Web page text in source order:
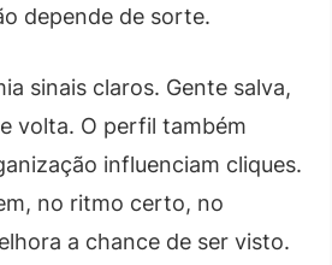
depende de sorte.
sinais claros. Gente salva,
volta. O perfil também
influenciam cliques.
no ritmo certo, no
a chance de ser visto.